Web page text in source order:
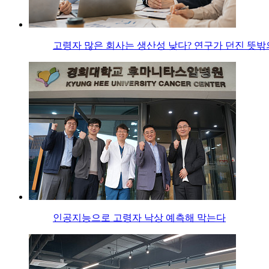
고령자 많은 회사는 생산성 낮다? 연구가 던진 뜻밖
인공지능으로 고령자 낙상 예측해 막는다